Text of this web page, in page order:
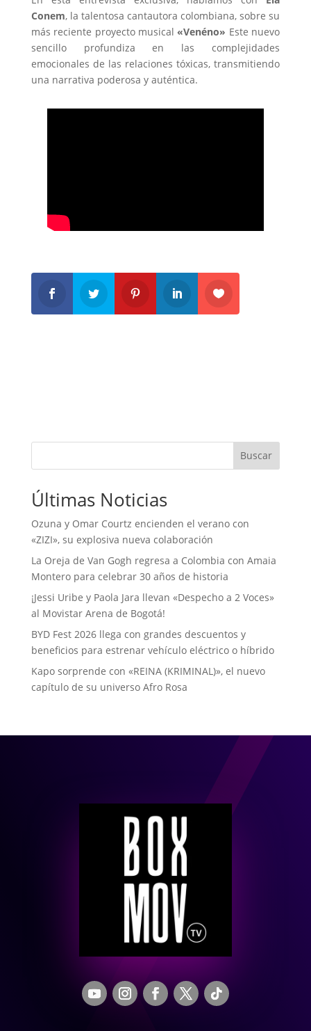
Conem, la talentosa cantautora colombiana, sobre su
más reciente proyecto musical «Venéno» Este nuevo
sencillo profundiza en las complejidades
emocionales de las relaciones tóxicas, transmitiendo
una narrativa poderosa y auténtica.
Buscar
Últimas Noticias
Ozuna y Omar Courtz encienden el verano con
«ZIZI», su explosiva nueva colaboración
La Oreja de Van Gogh regresa a Colombia con Amaia
Montero para celebrar 30 años de historia
¡Jessi Uribe y Paola Jara llevan «Despecho a 2 Voces»
al Movistar Arena de Bogotá!
BYD Fest 2026 llega con grandes descuentos y
beneficios para estrenar vehículo eléctrico o híbrido
Kapo sorprende con «REINA (KRIMINAL)», el nuevo
capítulo de su universo Afro Rosa